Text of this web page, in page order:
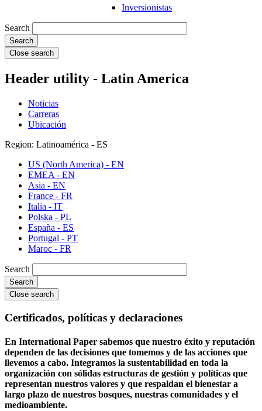
Inversionistas
Search
Close search
Header utility - Latin America
Noticias
Carreras
Ubicación
Region: Latinoamérica - ES
US (North America) - EN
EMEA - EN
Asia - EN
France - FR
Italia - IT
Polska - PL
España - ES
Portugal - PT
Maroc - FR
Search
Close search
Certificados, políticas y declaraciones
En International Paper sabemos que nuestro éxito y reputación
dependen de las decisiones que tomemos y de las acciones que
llevemos a cabo. Integramos la sustentabilidad en toda la
organización con sólidas estructuras de gestión y políticas que
representan nuestros valores y que respaldan el bienestar a
largo plazo de nuestros bosques, nuestras comunidades y el
medioambiente.